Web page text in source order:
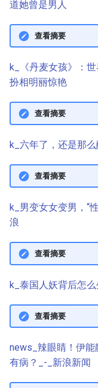
道她曾是男人
查看摘要
k_《丹麦女孩》：
扮相明丽惊艳
查看摘要
k_六年了，还是那
查看摘要
k_男变女女变男，“
浪
查看摘要
k_泰国人妖背后怎
查看摘要
news_辣眼睛！伊
有病？_-_新浪新闻